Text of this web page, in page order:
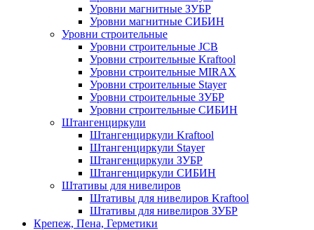
Уровни магнитные ЗУБР
Уровни магнитные СИБИН
Уровни строительные
Уровни строительные JCB
Уровни строительные Kraftool
Уровни строительные MIRAX
Уровни строительные Stayer
Уровни строительные ЗУБР
Уровни строительные СИБИН
Штангенциркули
Штангенциркули Kraftool
Штангенциркули Stayer
Штангенциркули ЗУБР
Штангенциркули СИБИН
Штативы для нивелиров
Штативы для нивелиров Kraftool
Штативы для нивелиров ЗУБР
Крепеж, Пена, Герметики